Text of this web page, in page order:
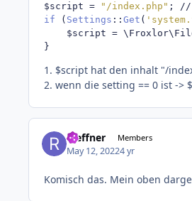
$script = "/index.php" ;
//
if
( Settings :: Get (
	$script
=
}
1. $script hat den inhalt "/
2. wenn die setting == 0 ist -
rseffner Members
May 12, 20224 yr
Komisch das. Mein oben